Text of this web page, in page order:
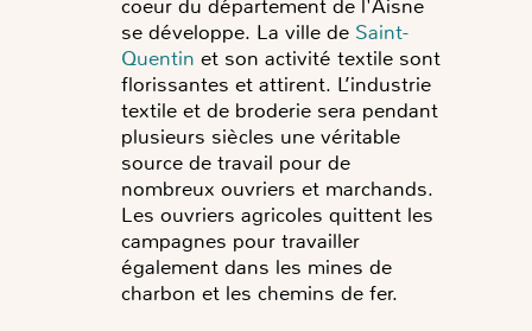
coeur du département de l'Aisne
se développe. La ville de Saint-
Quentin et son activité textile sont
florissantes et attirent. L’industrie
textile et de broderie sera pendant
plusieurs siècles une véritable
source de travail pour de
nombreux ouvriers et marchands.
Les ouvriers agricoles quittent les
campagnes pour travailler
également dans les mines de
charbon et les chemins de fer.